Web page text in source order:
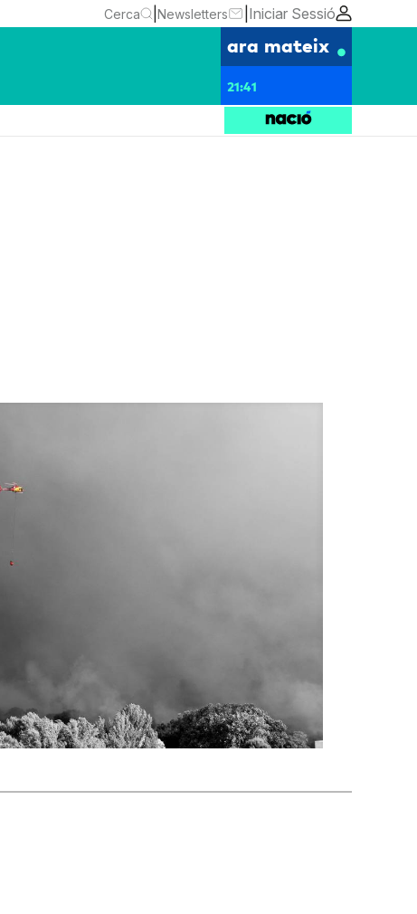
Cerca Newsletters Iniciar Sessió
ara mateix
21:41